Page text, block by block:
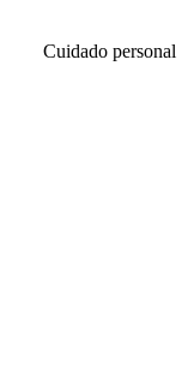
Cuidado personal